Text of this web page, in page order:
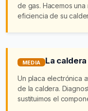
de gas. Hacemos
eficiencia de su
MEDIA La
Un placa electrónica
de la caldera.
sustituimos el